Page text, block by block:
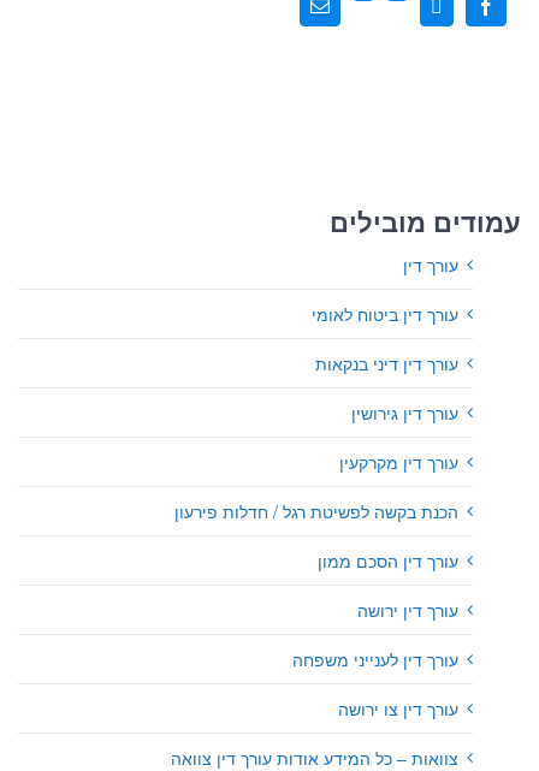
עמודים מובילים
עורך דין
עורך דין ביטוח לאומי
עורך דין דיני בנקאות
עורך דין גירושין
עורך דין מקרקעין
הכנת בקשה לפשיטת רגל / חדלות פירעון
עורך דין הסכם ממון
עורך דין ירושה
עורך דין לענייני משפחה
עורך דין צו ירושה
צוואות – כל המידע אודות עורך דין צוואה